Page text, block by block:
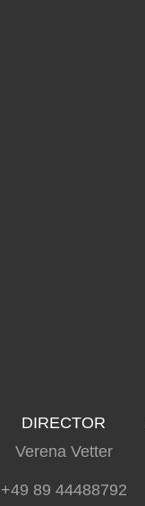
DIRECTOR
Verena Vetter
+49 89 44488792